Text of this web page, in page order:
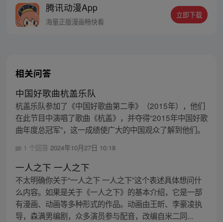
密，张楚岚的生活被彻底颠覆，与冯宝宝一
同踏上“异人”之旅。
腾讯动漫App
海量正版漫画畅快看
立即下载
相关问答
中国好歌曲杭盖乐队
杭盖乐队参加了《中国好歌曲第二季》（2015年），他们
在此节目中演唱了歌曲《杭盖》，并夺得“2015年中国好歌
曲年度总冠军”，这一成绩使广大的中国观众了解到他们。
1 个回答 2024年10月27日 10:18
一人之下 一人之下
不太明确你关于“一人之下 一人之下”这个表述具体想问什
么内容。如果是关于《一人之下》的基本介绍，它是一部
有漫画、动画等多种形式的作品。动画由王昕、李豪凌执
导，森满男编剧，众多演员参与配音，改编自米二同...